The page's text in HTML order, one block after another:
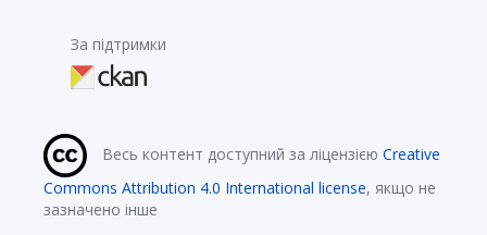
За підтримки
Весь контент доступний за ліцензією Creative
Commons Attribution 4.0 International license, якщо не
зазначено інше